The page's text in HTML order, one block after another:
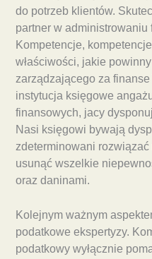
do potrzeb klientów.
partner w administrowaniu
Kompetencje,
właściwości, jakie
zarządzającego za
instytucja księgowe
finansowych, jacy
Nasi księgowi bywają
zdeterminowani
usunąć wszelkie
oraz daninami.
Kolejnym ważnym
podatkowe ekspertyzy.
podatkowy wyłącznie